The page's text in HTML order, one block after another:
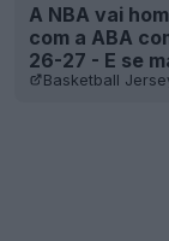
A NBA vai
com a ABA
26-27 - E se
Basketball